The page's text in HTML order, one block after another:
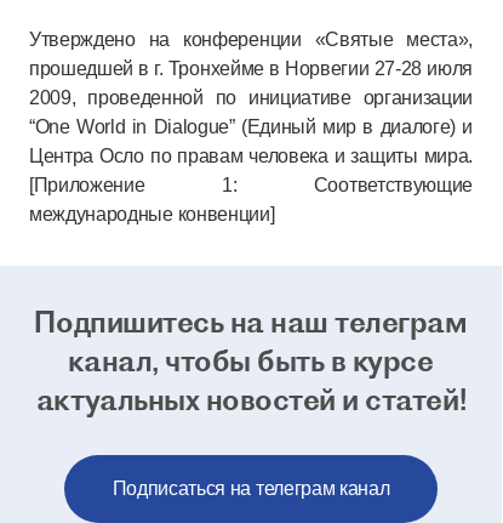
Утверждено на конференции «Святые места»,
прошедшей в г. Тронхейме в Норвегии 27-28 июля
2009, проведенной по инициативе организации
“One World in Dialogue” (Единый мир в диалоге) и
Центра Осло по правам человека и защиты мира.
[Приложение 1: Соответствующие
международные конвенции]
Подпишитесь на наш телеграм
канал, чтобы быть в курсе
актуальных новостей и статей!
Подписаться на телеграм канал